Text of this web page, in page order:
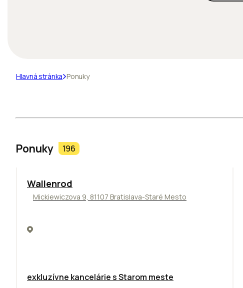
Hlavná stránka Ponuky
Ponuky 196
Wallenrod
Mickiewiczova 9, 81107 Bratislava-Staré Mesto
exkluzívne kancelárie s Starom meste